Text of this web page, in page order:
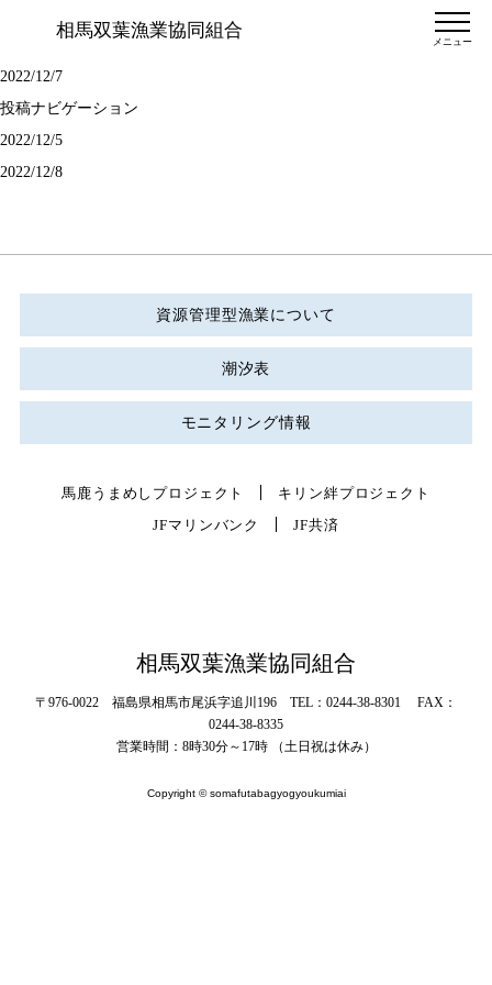
相馬双葉漁業協同組合
メニュー
2022/12/7
投稿ナビゲーション
2022/12/5
2022/12/8
資源管理型漁業について
潮汐表
モニタリング情報
馬鹿うまめしプロジェクト
キリン絆プロジェクト
JFマリンバンク
JF共済
相馬双葉漁業協同組合
〒976-0022 福島県相馬市尾浜字追川196 TEL：0244-38-8301 FAX：
0244-38-8335
営業時間：8時30分～17時 （土日祝は休み）
Copyright © somafutabagyogyoukumiai